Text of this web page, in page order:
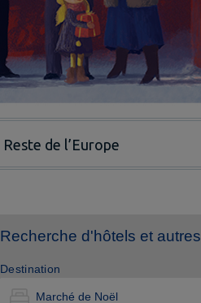
Reste de l’Europe
Recherche d'hôtels et
Destination